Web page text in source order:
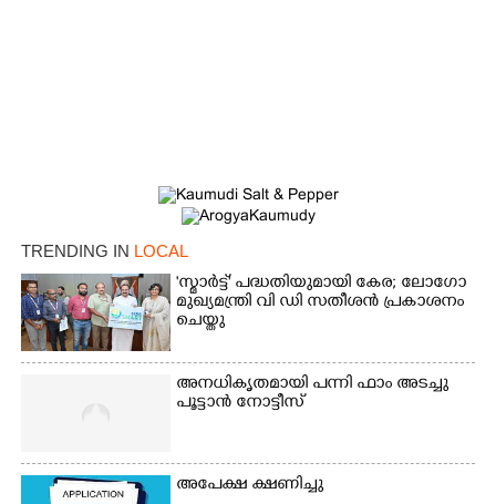
TRENDING IN LOCAL
'സ്മാർട്ട്' പദ്ധതിയുമായി കേര; ലോഗോ
മുഖ്യമന്ത്രി വി ഡി സതീശൻ പ്രകാശനം
ചെയ്തു
അനധികൃതമായി പന്നി ഫാം അടച്ചു
പൂട്ടാൻ നോട്ടീസ്
അപേക്ഷ ക്ഷണിച്ചു
Share this link